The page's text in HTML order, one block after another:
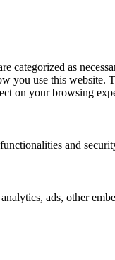
categorized as
you use this website.
on your browsing
and
ads, other